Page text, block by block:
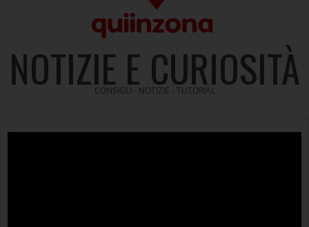
NOTIZIE E CURIOSITÀ
CONSIGLI - NOTIZIE - TUTORIAL